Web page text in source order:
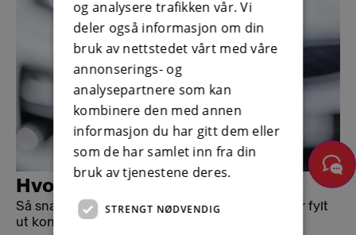
Hvordan fullføre kjøpet
Så snart kjøper og selger er enig om pris og har fylt
ut kontrakten, må følgende gjøres:
og analysere trafikken vår. Vi
deler også informasjon om din
bruk av nettstedet vårt med våre
annonserings- og
analysepartnere som kan
kombinere den med annen
informasjon du har gitt dem eller
som de har samlet inn fra din
bruk av tjenestene deres.
STRENGT NØDVENDIG